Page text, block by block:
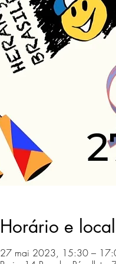
Horário e local
27 mai 2023, 15:30 –